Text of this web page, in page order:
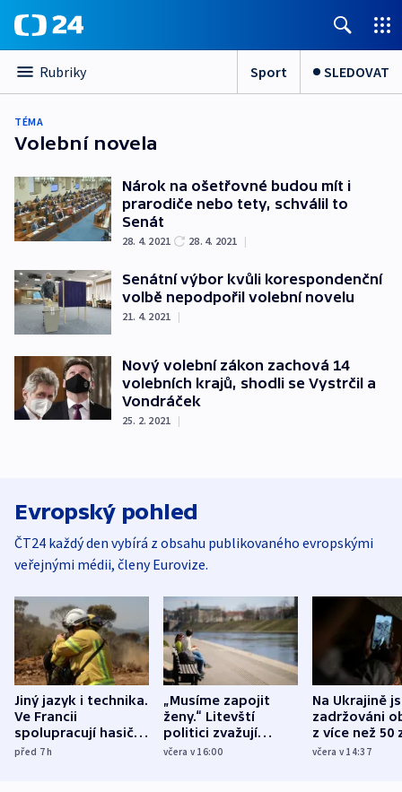
Rubriky Sport SLEDOVAT
TÉMA
Volební novela
Nárok na ošetřovné budou mít i
prarodiče nebo tety, schválil to
Senát
28. 4. 2021 28. 4. 2021 |
Senátní výbor kvůli korespondenční
volbě nepodpořil volební novelu
21. 4. 2021 |
Nový volební zákon zachová 14
volebních krajů, shodli se Vystrčil a
Vondráček
25. 2. 2021 |
Evropský pohled
ČT24 každý den vybírá z obsahu publikovaného evropskými
veřejnými médii, členy Eurovize.
Jiný jazyk i technika.
Ve Francii
spolupracují hasiči z
různých zemí
před 7h
„Musíme zapojit
ženy.“ Litevští
politici zvažují
dohodu o
včera v 16:00
Na Ukrajině
zadržováni
z více než 50
Bojovali na
včera v 14:37